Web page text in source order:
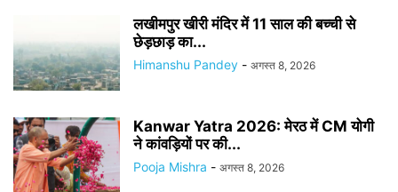
लखीमपुर खीरी मंदिर में 11 साल की बच्ची से
छेड़छाड़ का...
Himanshu Pandey - अगस्त 8, 2026
Kanwar Yatra 2026: मेरठ में CM योगी
ने कांवड़ियों पर की...
Pooja Mishra - अगस्त 8, 2026